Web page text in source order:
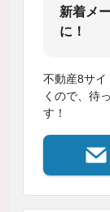
新着メ
に！
不動産8サイ
くので、待
す！